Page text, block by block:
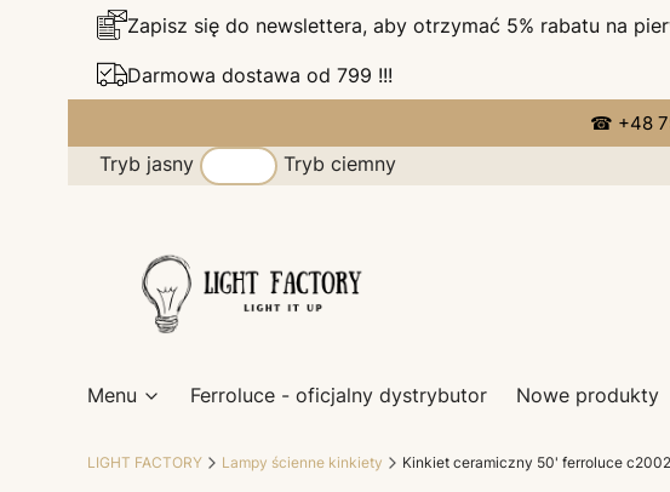
Zapisz się do newslettera, aby otrzymać 5% rabatu na
Darmowa dostawa od 799 !!!
☎ +48
Tryb jasny Tryb ciemny
Menu Ferroluce - oficjalny dystrybutor Nowe produkty
LIGHT FACTORY Lampy ścienne kinkiety Kinkiet ceramiczny 50' ferroluce